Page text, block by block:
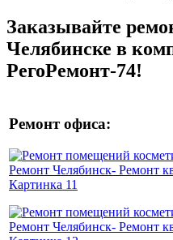
Заказывайте
Челябинске в
РегоРемонт-74!
Ремонт офиса: